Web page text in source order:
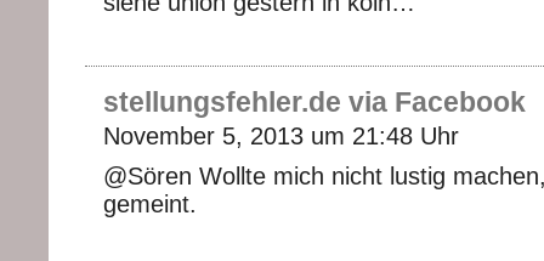
stellungsfehler.de via Facebook
November 5, 2013 um 21:48 Uhr
@Sören Wollte mich nicht lustig
gemeint.